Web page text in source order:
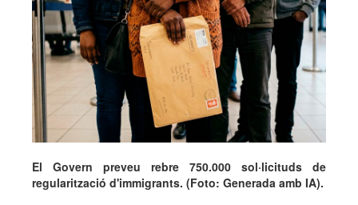
El Govern preveu rebre 750.000 sol·licituds de
regularització d'immigrants. (Foto: Generada amb IA).